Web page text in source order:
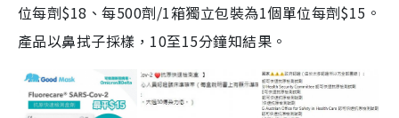
位每劑$18、每500劑/1箱獨立包裝為1個單位每劑$15。
產品以鼻拭子採樣，10至15分鐘知結果。